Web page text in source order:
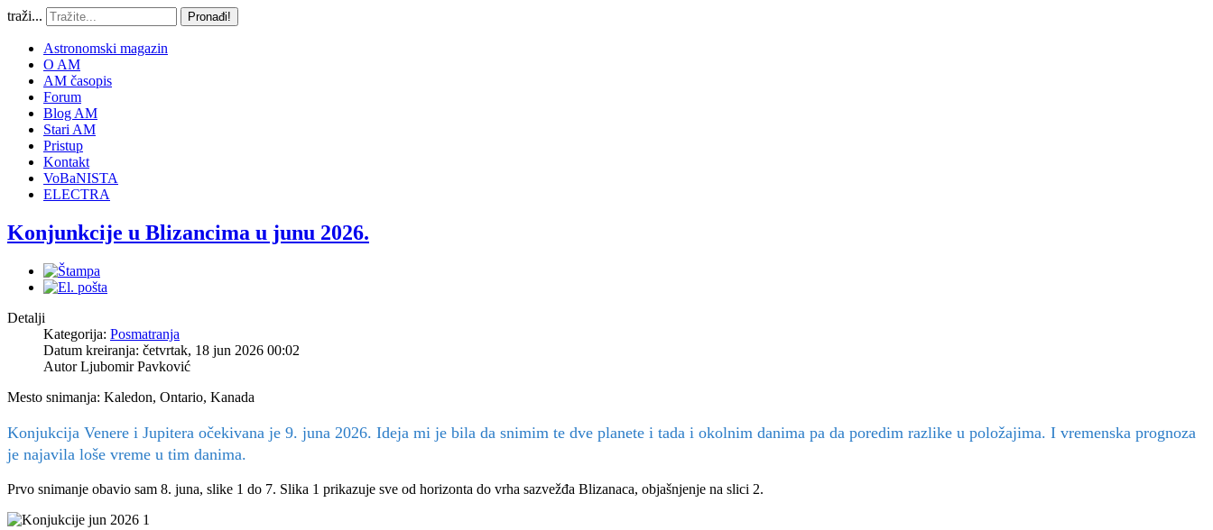
traži... Pronađi!
Astronomski magazin
O AM
AM časopis
Forum
Blog AM
Stari AM
Pristup
Kontakt
VoBaNISTA
ELECTRA
Konjunkcije u Blizancima u junu 2026.
Detalji
Kategorija: Posmatranja
Datum kreiranja: četvrtak, 18 jun 2026 00:02
AutorLjubomir Pavković
Mesto snimanja: Kaledon, Ontario, Kanada
Konjukcija Venere i Jupitera očekivana je 9. juna 2026. Ideja mi je bila da snimim te dve planete i tada i okolnim danima pa da poredim razlike u položajima. I vremenska prognoza
je najavila loše vreme u tim danima.
Prvo snimanje obavio sam 8. juna, slike 1 do 7. Slika 1 prikazuje sve od horizonta do vrha sazvežđa Blizanaca, objašnjenje na slici 2.